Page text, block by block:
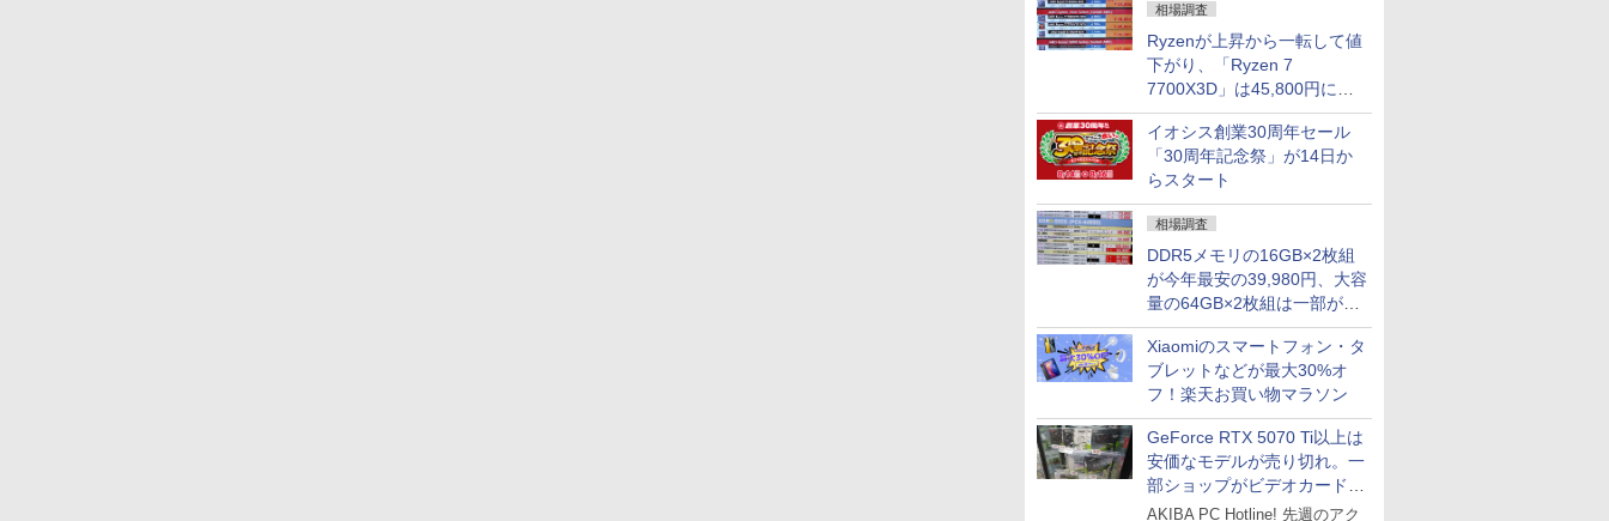
相場調査
Ryzenが上昇から一転して値
下がり、「Ryzen 7
7700X3D」は45,800円に急
落し「Ryzen 7 7800X3D」
との価格逆転解消 [8月前半の
CPU価格]
イオシス創業30周年セール
「30周年記念祭」が14日か
らスタート
相場調査
DDR5メモリの16GB×2枚組
が今年最安の39,980円、大容
量の64GB×2枚組は一部が続
騰 [8月前半のメモリ価格]
Xiaomiのスマートフォン・タ
ブレットなどが最大30%オ
フ！楽天お買い物マラソン
GeForce RTX 5070 Ti以上は
安価なモデルが売り切れ。一
部ショップがビデオカードの
購入制限を実施したニュース
AKIBA PC Hotline! 先週のアク